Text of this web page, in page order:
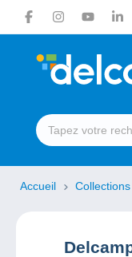
Accueil Collections